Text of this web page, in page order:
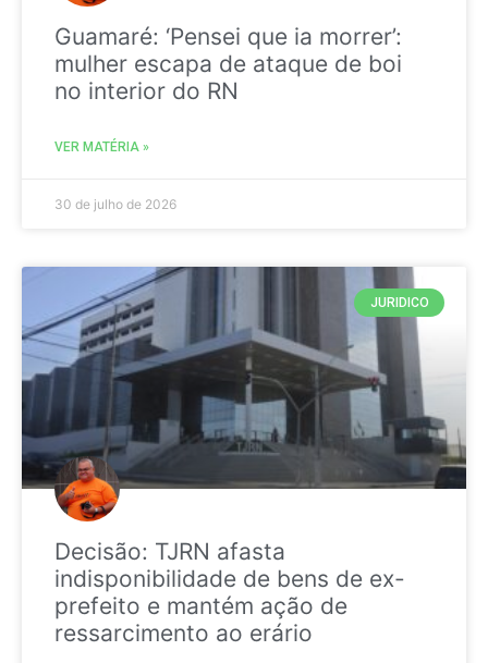
Guamaré: ‘Pensei que ia morrer’:
mulher escapa de ataque de boi
no interior do RN
VER MATÉRIA »
30 de julho de 2026
JURIDICO
Decisão: TJRN afasta
indisponibilidade de bens de ex-
prefeito e mantém ação de
ressarcimento ao erário